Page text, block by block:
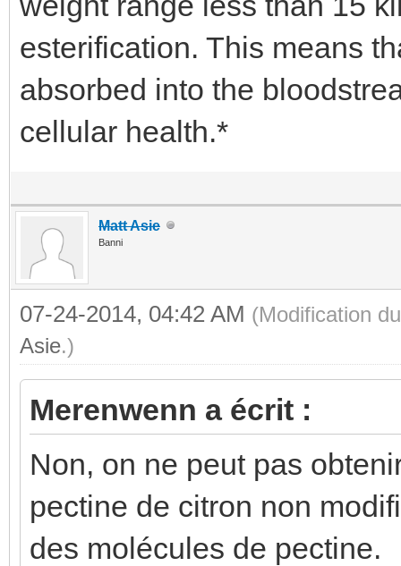
esterification. This means
absorbed into the
cellular health.*
Matt Asie
Banni
07-24-2014, 04:42 AM (Modification
Asie.)
Merenwenn a écrit :
Non, on ne peut pas
pectine de citron non
des molécules de pectine.